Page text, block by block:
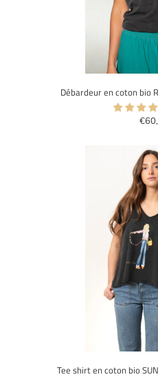
Débardeur en coton bio
Tee shirt en coton bio